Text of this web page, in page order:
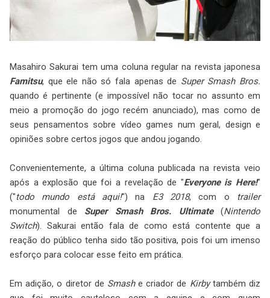
Masahiro Sakurai tem uma coluna regular na revista japonesa
Famitsu, que ele não só fala apenas de Super Smash Bros.
quando é pertinente (e impossível não tocar no assunto em
meio a promoção do jogo recém anunciado), mas como de
seus pensamentos sobre vídeo games num geral, design e
opiniões sobre certos jogos que andou jogando.
Convenientemente, a última coluna publicada na revista veio
após a explosão que foi a revelação de "Everyone is Here!"
("todo mundo está aqui!") na E3 2018, com o
trailer
monumental de Super Smash Bros. Ultimate(Nintendo
Switch). Sakurai então fala de como está contente que a
reação do público tenha sido tão positiva, pois foi um imenso
esforço para colocar esse feito em prática.
Em adição, o diretor de Smashe criador de Kirbytambém diz